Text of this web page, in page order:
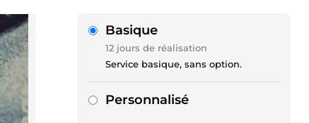
Basique
12 jours de réalisation
Service basique, sans option.
Personnalisé